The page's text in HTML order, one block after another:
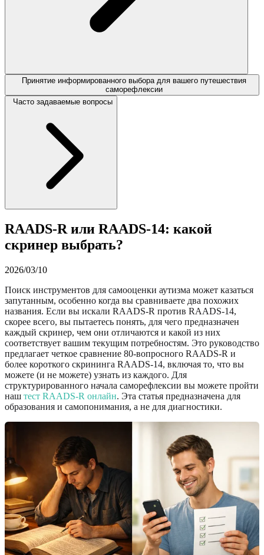
Принятие информированного выбора для вашего путешествия
саморефлексии
Часто задаваемые вопросы
RAADS-R или RAADS-14: какой
скринер выбрать?
2026/03/10
Поиск инструментов для самооценки аутизма может казаться
запутанным, особенно когда вы сравниваете два похожих
названия. Если вы искали RAADS-R против RAADS-14,
скорее всего, вы пытаетесь понять, для чего предназначен
каждый скринер, чем они отличаются и какой из них
соответствует вашим текущим потребностям. Это руководство
предлагает четкое сравнение 80-вопросного RAADS-R и
более короткого скрининга RAADS-14, включая то, что вы
можете (и не можете) узнать из каждого. Для
структурированного начала саморефлексии вы можете пройти
наш тест RAADS-R онлайн. Эта статья предназначена для
образования и самопонимания, а не для диагностики.